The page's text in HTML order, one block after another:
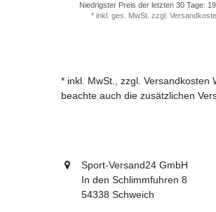
Niedrigster Preis der letzten 30 Tage:
* inkl. ges. MwSt. zzgl.
* inkl. MwSt., zzgl.
beachte auch die zusätzlichen
Sport-Versand24 GmbH
In den Schlimmfuhren 8
54338 Schweich